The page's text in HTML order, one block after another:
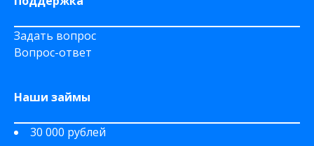
Задать вопрос
Вопрос-ответ
Наши займы
30 000 рублей